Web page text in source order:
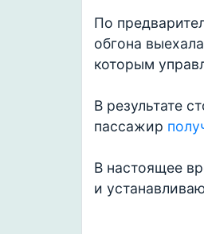
По
обгона
которым
В результате
пассажир
В настоящее
и